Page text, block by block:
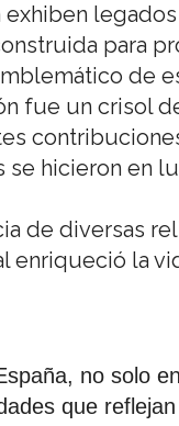
para
de
fue un crisol
se hicieron en
de diversas
enriqueció la
no solo
que